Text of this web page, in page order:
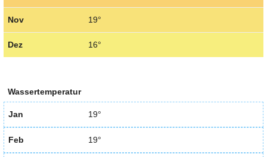
Nov 19°
Dez 16°
Wassertemperatur
Jan 19°
Feb 19°